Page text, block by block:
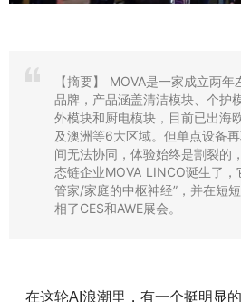
【摘要】
MOVA是一家成立两年
品牌，产品涵盖清洁模块、个护
外模块和厨电模块，目前已出海
及澳洲等6大区域。但单点设备
间无法协同，体验始终是割裂的
态链企业MOVA LINCO诞生了，
管家/家庭的中枢神经”，并在短
相了CES和AWE展会。
在这轮AI 浪潮里，有一个挺明显的